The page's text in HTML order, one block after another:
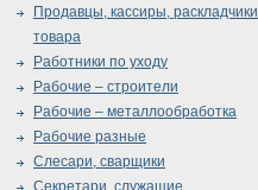
Продавцы, кассиры, раскладчики
товара
Работники по уходу
Рабочие – строители
Рабочие – металлообработка
Рабочие разные
Слесари, сварщики
Секретари, служащие